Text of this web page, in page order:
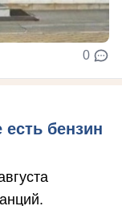
0
есть бензин